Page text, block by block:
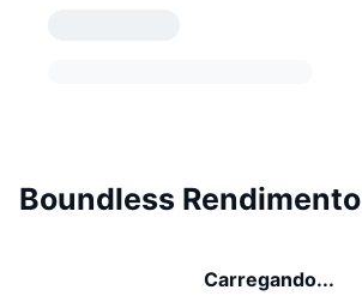
Boundless Rendimento
Carregando...